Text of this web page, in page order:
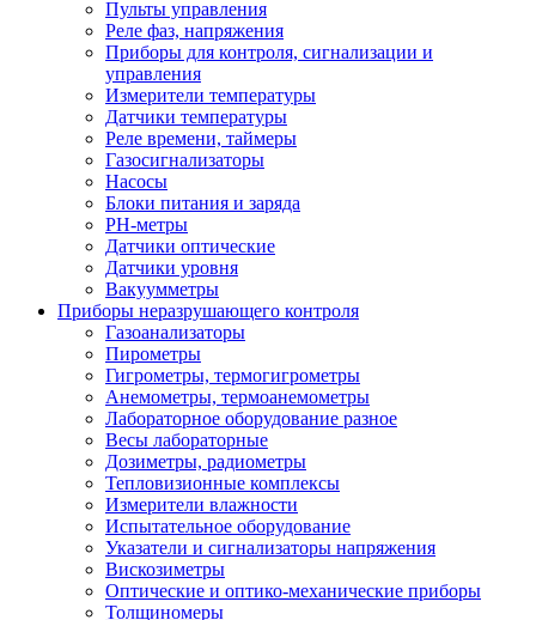
Пульты управления
Реле фаз, напряжения
Приборы для контроля, сигнализации и
управления
Измерители температуры
Датчики температуры
Реле времени, таймеры
Газосигнализаторы
Насосы
Блоки питания и заряда
PH-метры
Датчики оптические
Датчики уровня
Вакуумметры
Приборы неразрушающего контроля
Газоанализаторы
Пирометры
Гигрометры, термогигрометры
Анемометры, термоанемометры
Лабораторное оборудование разное
Весы лабораторные
Дозиметры, радиометры
Тепловизионные комплексы
Измерители влажности
Испытательное оборудование
Указатели и сигнализаторы напряжения
Вискозиметры
Оптические и оптико-механические приборы
Толщиномеры